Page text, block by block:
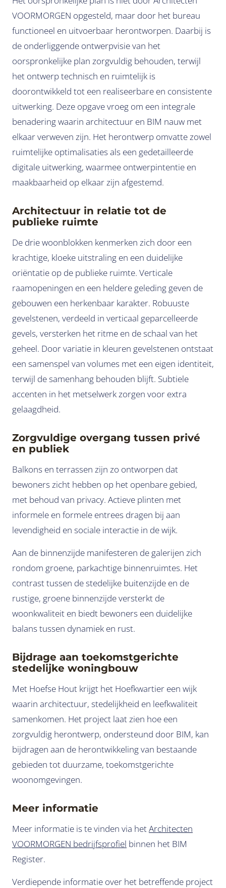
VOORMORGEN opgesteld, maar door het bureau
functioneel en uitvoerbaar herontworpen. Daarbij is
de onderliggende ontwerpvisie van het
oorspronkelijke plan zorgvuldig behouden, terwijl
het ontwerp technisch en ruimtelijk is
doorontwikkeld tot een realiseerbare en consistente
uitwerking. Deze opgave vroeg om een integrale
benadering waarin architectuur en BIM nauw met
elkaar verweven zijn. Het herontwerp omvatte zowel
ruimtelijke optimalisaties als een gedetailleerde
digitale uitwerking, waarmee ontwerpintentie en
maakbaarheid op elkaar zijn afgestemd.
Architectuur in relatie tot de
publieke ruimte
De drie woonblokken kenmerken zich door een
krachtige, kloeke uitstraling en een duidelijke
oriëntatie op de publieke ruimte. Verticale
raamopeningen en een heldere geleding geven de
gebouwen een herkenbaar karakter. Robuuste
gevelstenen, verdeeld in verticaal geparcelleerde
gevels, versterken het ritme en de schaal van het
geheel. Door variatie in kleuren gevelstenen ontstaat
een samenspel van volumes met een eigen identiteit,
terwijl de samenhang behouden blijft. Subtiele
accenten in het metselwerk zorgen voor extra
gelaagdheid.
Zorgvuldige overgang tussen privé
en publiek
Balkons en terrassen zijn zo ontworpen dat
bewoners zicht hebben op het openbare gebied,
met behoud van privacy. Actieve plinten met
informele en formele entrees dragen bij aan
levendigheid en sociale interactie in de wijk.
Aan de binnenzijde manifesteren de galerijen zich
rondom groene, parkachtige binnenruimtes. Het
contrast tussen de stedelijke buitenzijde en de
rustige, groene binnenzijde versterkt de
woonkwaliteit en biedt bewoners een duidelijke
balans tussen dynamiek en rust.
Bijdrage aan toekomstgerichte
stedelijke woningbouw
Met Hoefse Hout krijgt het Hoefkwartier een wijk
waarin architectuur, stedelijkheid en leefkwaliteit
samenkomen. Het project laat zien hoe een
zorgvuldig herontwerp, ondersteund door BIM, kan
bijdragen aan de herontwikkeling van bestaande
gebieden tot duurzame, toekomstgerichte
woonomgevingen.
Meer informatie
Meer informatie is te vinden via hetArchitecten
VOORMORGEN bedrijfsprofiel binnen het BIM
Register.
Verdiepende informatie over het betreffende project